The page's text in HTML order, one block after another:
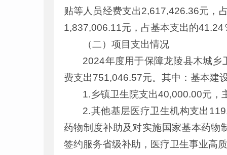
贴等人员经费支出2,617,426.36元，
1,837,006.11元，占基本支出的41.24
（二）项目支出情况
2024年度用于保障龙陵县木城
费支出751,046.57元。其中：基本建
1.乡镇卫生院支出40,000.00元，
2.其他基层医疗卫生机构支出
药物制度补助及对实施国家基本药物
签约服务省级补助，医疗卫生事业高